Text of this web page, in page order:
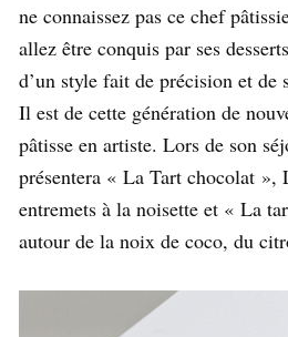
ne connaissez pas ce chef
allez être conquis par ses
d’un style fait de précision et de
Il est de cette génération de
pâtisse en artiste. Lors de son
présentera « La Tart chocolat »,
entremets à la noisette et « La
autour de la noix de coco, du